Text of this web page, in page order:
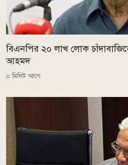
বিএনপির ২০ লাখ লোক
আহমদ
০ মিনিট আগে